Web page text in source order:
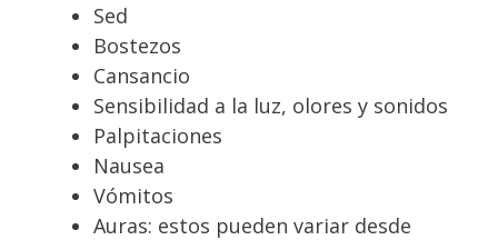
Sed
Bostezos
Cansancio
Sensibilidad a la luz, olores y sonidos
Palpitaciones
Nausea
Vómitos
Auras: estos pueden variar desde